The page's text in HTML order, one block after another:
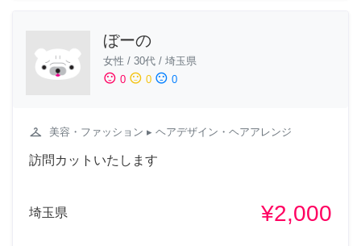
ぼーの
女性 / 30代 / 埼玉県
sentiment_satisfied 0 sentiment_neutral 0 sentiment_dissatisfied 0
checkroom 美容・ファッション ▸ ヘアデザイン・ヘアアレンジ
訪問カットいたします
埼玉県 ¥2,000